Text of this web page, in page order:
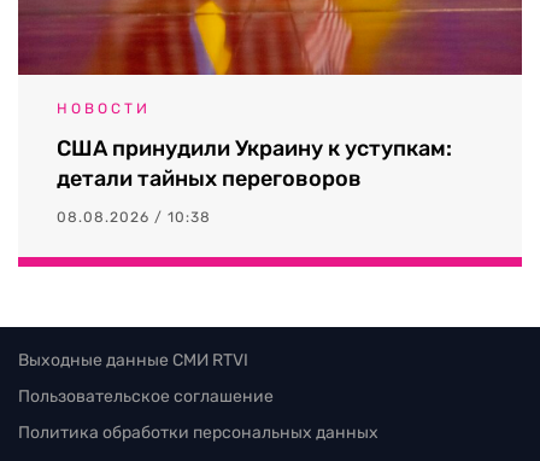
НОВОСТИ
США принудили Украину к уступкам:
детали тайных переговоров
08.08.2026 / 10:38
Выходные данные СМИ RTVI
Пользовательское соглашение
Политика обработки персональных данных